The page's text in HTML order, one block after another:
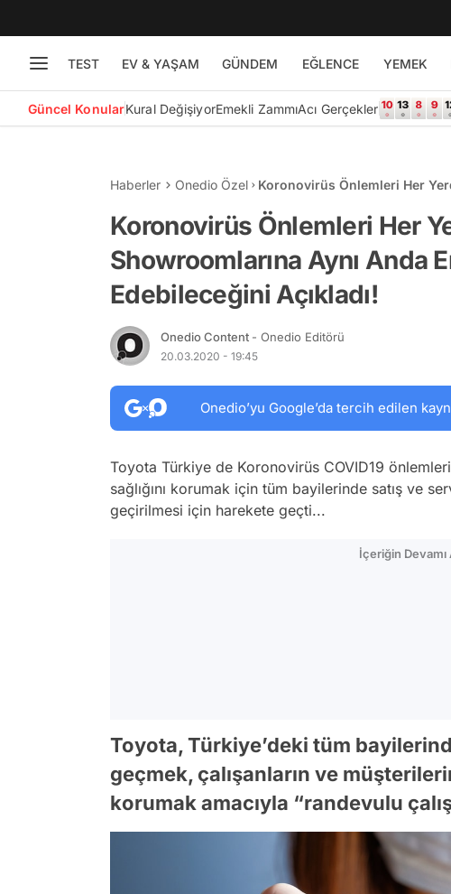
TEST EV & YAŞAM GÜNDEM EĞLENCE YEMEK
Güncel KonularKural DeğişiyorEmekli ZammıAcı Gerçekler
Haberler Onedio Özel
Koronovirüs Önlemleri Her
Koronovirüs Önlemleri Her
Showroomlarına Aynı Anda
Edebileceğini Açıkladı!
Onedio Content - Onedio Editörü
20.03.2020 - 19:45
Onedio’yu Google’da tercih edilen
Toyota Türkiye de Koronovirüs COVID19
sağlığını korumak için tüm bayilerinde satış ve
geçirilmesi için harekete geçti...
İçeriğin Devamı
Toyota, Türkiye’deki tüm
geçmek, çalışanların ve
korumak amacıyla “randevulu